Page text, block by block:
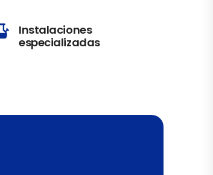
Instalaciones
especializadas